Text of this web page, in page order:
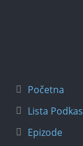
Početna
Lista
Epizode